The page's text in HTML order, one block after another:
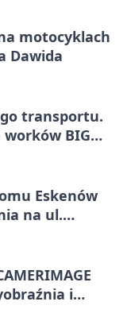
motocyklach
Dawida
transportu.
worków BIG
Eskenów
na ul.
i